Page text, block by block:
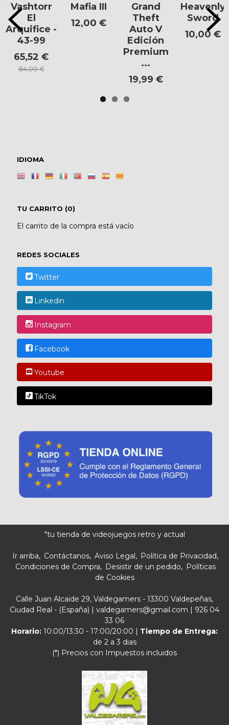
IDIOMA
TU CARRITO (0)
El carrito de la compra está vacío
REDES SOCIALES
Twitter
Linkedin
Instagram
Facebook
Youtube
TikTok
Vashtorr
El
Arquifice -
43-99
65,52 €
84,00 €
Mafia III
12,00 €
Grand
Theft
Auto V
Edición
Premium
...
19,99 €
Heavenly
Sword
10,00 €
"tu tienda de videojuegos retro y actual
Ir arriba Contáctanos Aviso Legal
Política de Privacidad
Condiciones de Compra
Desistir de un pedido
Políticas
de Cookies
Calle Juan Alcaide 29, Valdegamers - 13300 Valdepeñas,
Ciudad Real - (España) | valdegamers@gmail.com | 926 04
33 06
Horario: 10:00/13:30 - 17:00/20:00 | Tiempo de Entrega:
de 2 a 3 dias
(*) Precios con Impuestos incluidos